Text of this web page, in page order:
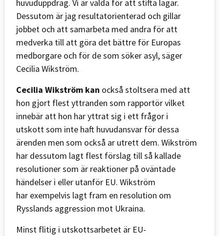
huvuduppdrag. Vi är valda för att stifta lagar.
Dessutom är jag resultatorienterad och gillar
jobbet och att samarbeta med andra för att
medverka till att göra det bättre för Europas
medborgare och för de som söker asyl, säger
Cecilia Wikström.
Cecilia Wikström kan också stoltsera med att
hon gjort flest yttranden som rapportör vilket
innebär att hon har yttrat sig i ett frågor i
utskott som inte haft huvudansvar för dessa
ärenden men som också ar utrett dem. Wikström
har dessutom lagt flest förslag till så kallade
resolutioner som är reaktioner på oväntade
händelser i eller utanför EU. Wikström
har exempelvis lagt fram en resolution om
Rysslands aggression mot Ukraina.
Minst flitig i utskottsarbetet är EU-